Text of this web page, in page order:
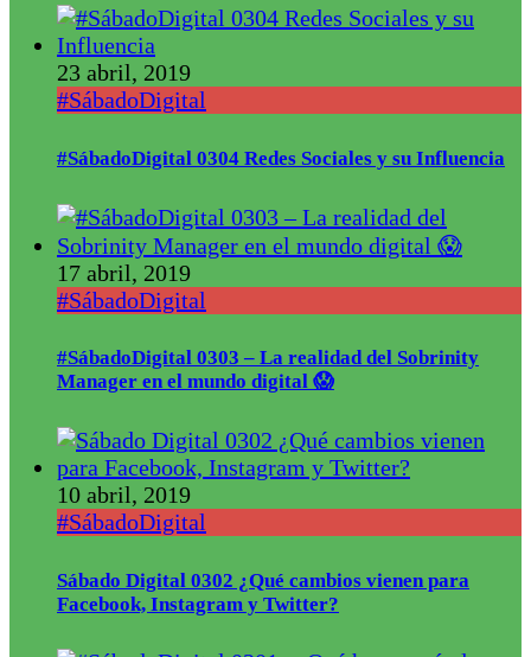
23 abril, 2019
#SábadoDigital
#SábadoDigital 0304 Redes Sociales y su Influencia
17 abril, 2019
#SábadoDigital
#SábadoDigital 0303 – La realidad del Sobrinity
Manager en el mundo digital 😱
10 abril, 2019
#SábadoDigital
Sábado Digital 0302 ¿Qué cambios vienen para
Facebook, Instagram y Twitter?